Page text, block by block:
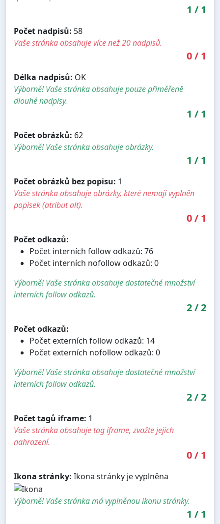
1 / 1
Počet nadpisů: 58
Vaše stránka obsahuje více než 20 nadpisů.
0/ 1
Délka nadpisů: OK
Výborně! Vaše stránka obsahuje pouze přiměřeně
dlouhé nadpisy.
1 / 1
Počet obrázků: 62
Výborně! Vaše stránka obsahuje obrázky.
1 / 1
Počet obrázků bez popisu: 1
Vaše stránka obsahuje obrázky, které nemají vyplněn
popisek (atribut alt).
0/ 1
Počet odkazů:
Počet interních follow odkazů: 76
Počet interních nofollow odkazů: 0
Výborně! Vaše stránka obsahuje dostatečné množství
interních follow odkazů.
2/2
Počet odkazů:
Počet externích follow odkazů: 14
Počet externích nofollow odkazů: 0
Výborně! Vaše stránka obsahuje dostatečné množství
interních follow odkazů.
2/2
Počet tagů iframe: 1
Vaše stránka obsahuje tag iframe, zvažte jejich
nahrazení.
0/ 1
Ikona stránky: Ikona stránky je vyplněna
Výborně! Vaše stránka má vyplněnou ikonu stránky.
1 / 1